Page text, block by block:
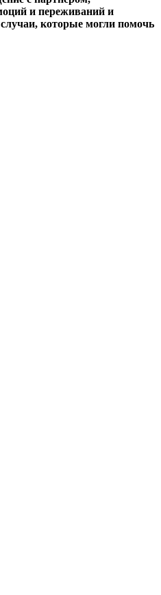
и переживаний и
которые могли помочь